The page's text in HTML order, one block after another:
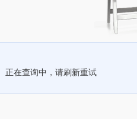
正在查询中，请刷新重试